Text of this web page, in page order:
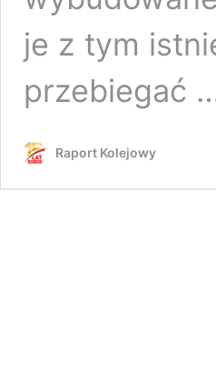
je z tym
przebiegać
Raport Kolejowy